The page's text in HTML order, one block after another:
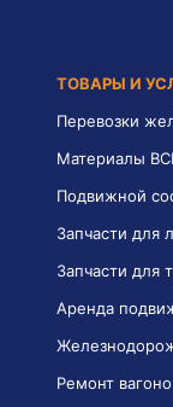
ТОВАРЫ И
Перевозки
Материалы
Подвижной
Запчасти для
Запчасти для
Аренда
Ремонт